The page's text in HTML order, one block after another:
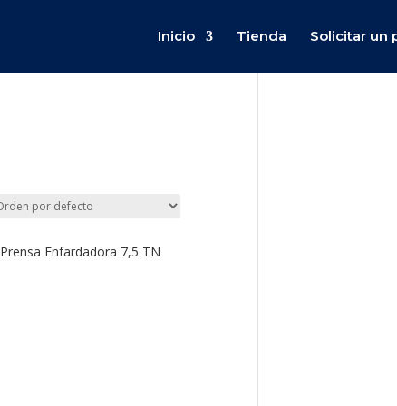
Inicio Tienda Solicitar un
Prensa Enfardadora 7,5 TN